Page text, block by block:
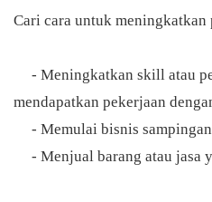
Cari cara untuk meningkatkan
- Meningkatkan skill atau
mendapatkan pekerjaan
- Memulai bisnis sampingan
- Menjual barang atau jasa